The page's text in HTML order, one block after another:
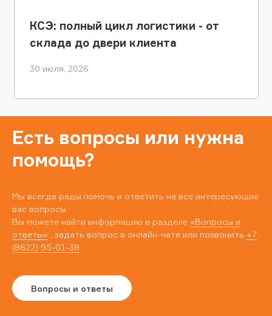
КСЭ: полный цикл логистики - от
склада до двери клиента
30 июля, 2026
Есть вопросы или нужна
помощь?
Мы всегда рады помочь и ответить на все интересующие
вас вопросы.
Вы можете найти информацию в разделе «Вопросы и
ответы» , задать вопрос в онлайн-чате или позвонить +7
(8622) 95-01-38
Вопросы и ответы